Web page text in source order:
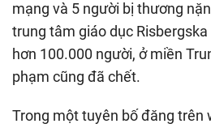
mạng và 5 người bị thương
trung tâm giáo dục
hơn 100.000 người, ở miền
phạm cũng đã chết.
Trong một tuyên bố đăng trên